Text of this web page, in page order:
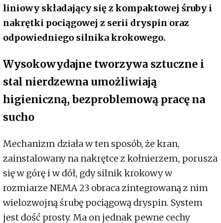
liniowy składający się z kompaktowej śruby i
nakrętki pociągowej z serii dryspin oraz
odpowiedniego silnika krokowego.
Wysokowydajne tworzywa sztuczne i
stal nierdzewna umożliwiają
higieniczną, bezproblemową pracę na
sucho
Mechanizm działa w ten sposób, że kran,
zainstalowany na nakrętce z kołnierzem, porusza
się w górę i w dół, gdy silnik krokowy w
rozmiarze NEMA 23 obraca zintegrowaną z nim
wielozwojną śrubę pociągową dryspin. System
jest dość prosty. Ma on jednak pewne cechy